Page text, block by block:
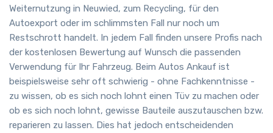
Weiternutzung in Neuwied, zum Recycling, für den
Autoexport oder im schlimmsten Fall nur noch um
Restschrott handelt. In jedem Fall finden unsere Profis nach
der kostenlosen Bewertung auf Wunsch die passenden
Verwendung für Ihr Fahrzeug. Beim Autos Ankauf ist
beispielsweise sehr oft schwierig - ohne Fachkenntnisse -
zu wissen, ob es sich noch lohnt einen Tüv zu machen oder
ob es sich noch lohnt, gewisse Bauteile auszutauschen bzw.
reparieren zu lassen. Dies hat jedoch entscheidenden